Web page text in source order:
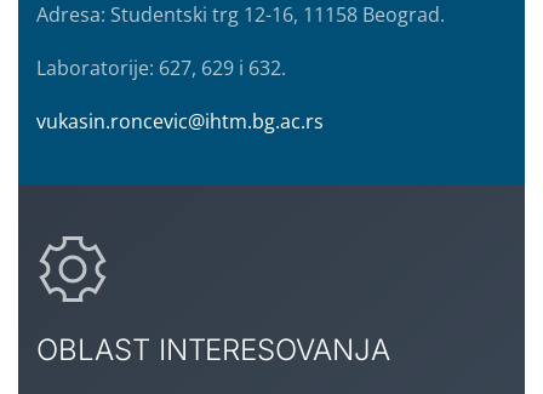
Adresa: Studentski trg 12-16, 11158 Beograd.
Laboratorije: 627, 629 i 632.
vukasin.roncevic@ihtm.bg.ac.rs
OBLAST INTERESOVANJA